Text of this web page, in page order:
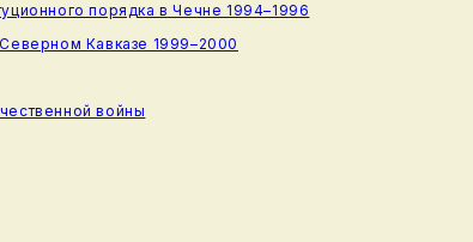
порядка в Чечне 1994–1996
Кавказе 1999–2000
войны